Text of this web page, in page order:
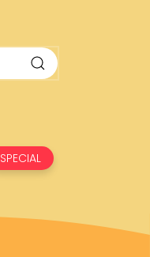
SPECIAL